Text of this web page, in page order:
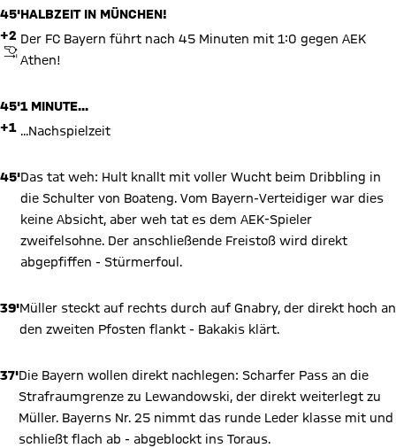
45'
+2
ABPFIFF
HALBZEIT IN MÜNCHEN!
Der FC Bayern führt nach 45 Minuten mit 1:0 gegen AEK
Athen!
45'
+1
1 MINUTE...
...Nachspielzeit
45'Das tat weh: Hult knallt mit voller Wucht beim Dribbling in
die Schulter von Boateng. Vom Bayern-Verteidiger war dies
keine Absicht, aber weh tat es dem AEK-Spieler
zweifelsohne. Der anschließende Freistoß wird direkt
abgepfiffen - Stürmerfoul.
39'Müller steckt auf rechts durch auf Gnabry, der direkt hoch an
den zweiten Pfosten flankt - Bakakis klärt.
37'Die Bayern wollen direkt nachlegen: Scharfer Pass an die
Strafraumgrenze zu Lewandowski, der direkt weiterlegt zu
Müller. Bayerns Nr. 25 nimmt das runde Leder klasse mit und
schließt flach ab - abgeblockt ins Toraus.